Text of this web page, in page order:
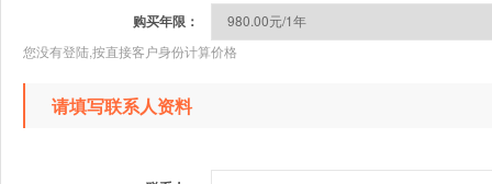
购买年限：
您没有登陆,按直接客户身份计算价格
请填写联系人资料